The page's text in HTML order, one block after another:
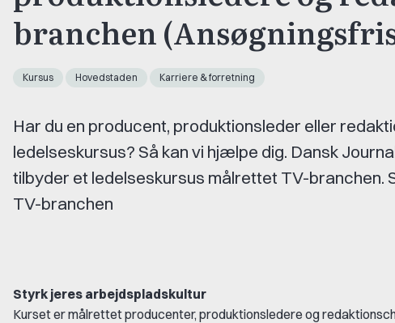
branchen
Kursus Hovedstaden Karriere & forretning
Har du en producent, produktionsleder eller
ledelseskursus? Så kan vi hjælpe dig. Dansk
tilbyder et ledelseskursus målrettet TV-branchen.
TV-branchen
Styrk jeres arbejdspladskultur
Kurset er målrettet producenter, produktionsledere og